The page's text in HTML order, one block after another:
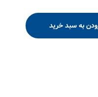
به سبد خرید